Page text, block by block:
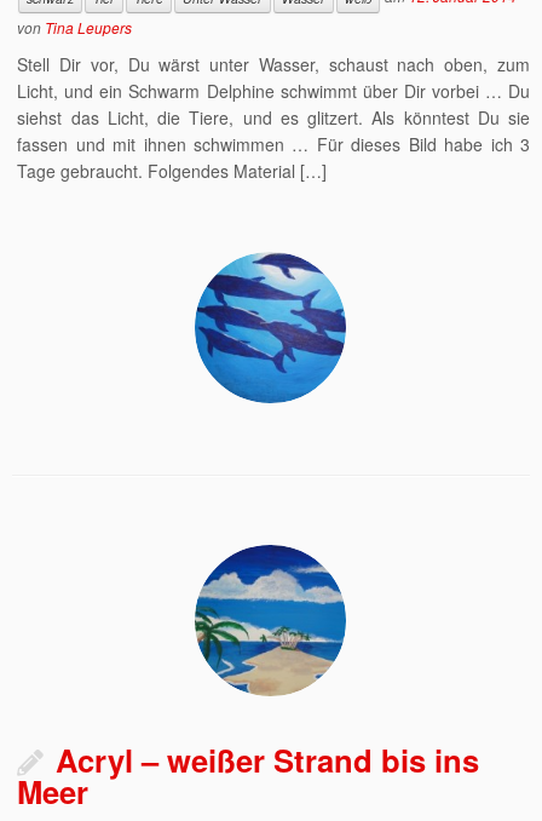
von Tina Leupers
Stell Dir vor, Du wärst unter Wasser, schaust nach oben, zum
Licht, und ein Schwarm Delphine schwimmt über Dir vorbei … Du
siehst das Licht, die Tiere, und es glitzert. Als könntest Du sie
fassen und mit ihnen schwimmen … Für dieses Bild habe ich 3
Tage gebraucht. Folgendes Material […]
Acryl – weißer Strand bis ins
Meer